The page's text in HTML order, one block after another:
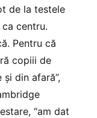
de la testele
centru.
Pentru că
copiii de
din afară”,
“am dat